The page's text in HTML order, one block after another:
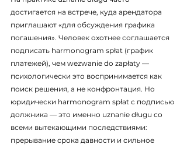
достигается на встрече, куда арендатора
приглашают «для обсуждения графика
погашения». Человек охотнее соглашается
подписать harmonogram spłat (график
платежей), чем wezwanie do zapłaty —
психологически это воспринимается как
поиск решения, а не конфронтация. Но
юридически harmonogram spłat с подписью
должника — это именно uznanie długu со
всеми вытекающими последствиями:
прерывание срока давности и сильное